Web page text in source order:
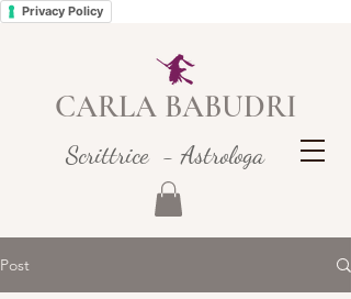
Privacy Policy
CARLA BABUDRI
Scrittrice - Astrologa
Post